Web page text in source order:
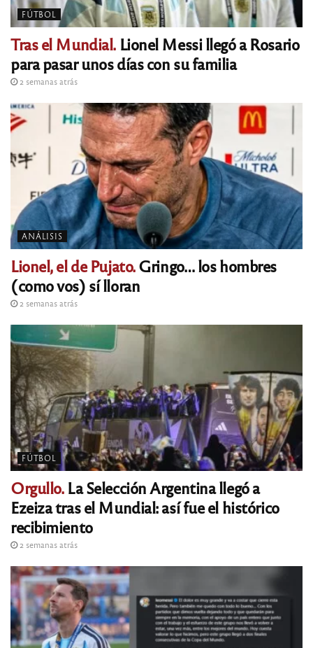
FÚTBOL
Tras el Mundial.Lionel Messi llegó a Rosario
para pasar unos días con su familia
2 semanas atrás
ANÁLISIS
Lionel, el de Pujato.Gringo… los hombres
(como vos) sí lloran
2 semanas atrás
FÚTBOL
Orgullo.La Selección Argentina llegó a
Ezeiza tras el Mundial: así fue el histórico
recibimiento
2 semanas atrás